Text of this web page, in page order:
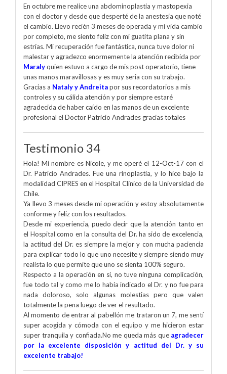
En octubre me realice una abdominoplastia y mastopexia
con el doctor y desde que desperté de la anestesia que noté
el cambio. Llevo recién 3 meses de operada y mi vida cambio
por completo, me siento feliz con mi guatita plana y sin
estrías. Mi recuperación fue fantástica, nunca tuve dolor ni
malestar y agradezco enormemente la atención recibida por
Maralyquien estuvo a cargo de mis post operatorio, tiene
unas manos maravillosas y es muy seria con su trabajo.
Gracias a Nataly y Andreitapor sus recordatorios a mis
controles y su cálida atención y por siempre estaré
agradecida de haber caído en las manos de un excelente
profesional el Doctor Patricio Andrades gracias totales
Testimonio 34
Hola! Mi nombre es Nicole, y me operé el 12-Oct-17 con el
Dr. Patricio Andrades. Fue una rinoplastía, y lo hice bajo la
modalidad CIPRES en el Hospital Clínico de la Universidad de
Chile.
Ya llevo 3 meses desde mi operación y estoy absolutamente
conforme y feliz con los resultados.
Desde mi experiencia, puedo decir que la atención tanto en
el Hospital como en la consulta del Dr. ha sido de excelencia,
la actitud del Dr. es siempre la mejor y con mucha paciencia
para explicar todo lo que uno necesite y siempre siendo muy
realista lo que permite que uno se sienta 100% seguro.
Respecto a la operación en si, no tuve ninguna complicación,
fue todo tal y como me lo había indicado el Dr. y no fue para
nada doloroso, solo algunas molestias pero que valen
totalmente la pena luego de ver el resultado.
Al momento de entrar al pabellón me trataron un 7, me sentí
super acogida y cómoda con el equipo y me hicieron estar
super tranquila y confiada.No me queda más que agradecer
por la excelente disposición y actitud del Dr. y su
excelente trabajo!